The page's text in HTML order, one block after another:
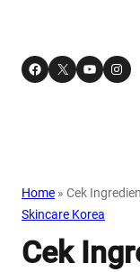
Facebook X YouTube Instagram
Home » Cek
Skincare Korea
Cek